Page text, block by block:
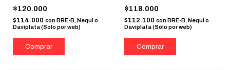
$120.000
$114.000 conBRE-B, Nequi o
Daviplata (Sólo por web)
$118.000
$112.100 con BRE-B, Nequi o
Daviplata (Sólo por web)